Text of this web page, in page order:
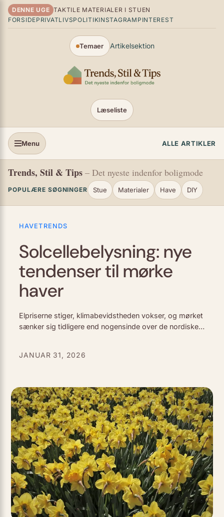
Spring til indhold
DENNE UGE TAKTILE MATERIALER I STUEN
FORSIDEPRIVATLIVSPOLITIKINSTAGRAM PINTEREST
Temaer Artikelsektion
Læseliste
Menu ALLE ARTIKLER
Trends, Stil & Tips – Det nyeste indenfor boligmode
POPULÆRE SØGNINGER Stue Materialer Have DIY
HAVETRENDS
Solcellebelysning: nye
tendenser til mørke
haver
Elpriserne stiger, klimabevidstheden vokser, og mørket
sænker sig tidligere end nogensinde over de nordiske
JANUAR 31, 2026